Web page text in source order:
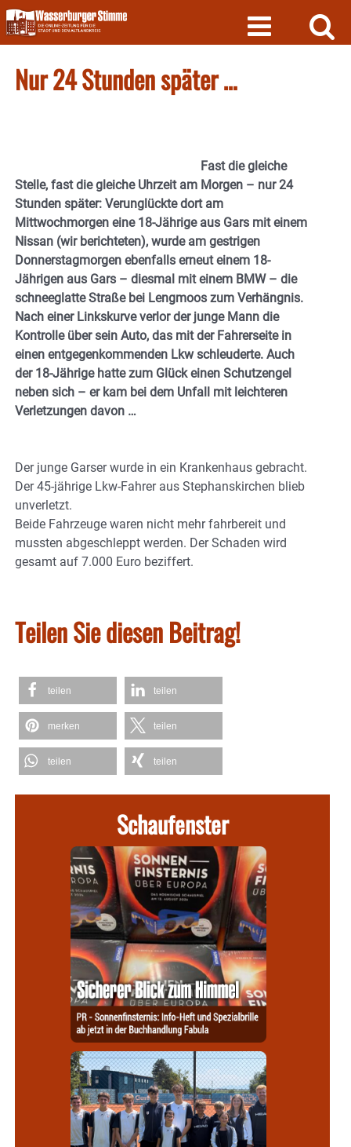
Skip
to
content
Nur 24 Stunden später …
Fast die gleiche
Stelle, fast die gleiche Uhrzeit am Morgen – nur 24
Stunden später: Verunglückte dort am
Mittwochmorgen eine 18-Jährige aus Gars mit einem
Nissan (wir berichteten), wurde am gestrigen
Donnerstagmorgen ebenfalls erneut einem 18-
Jährigen aus Gars – diesmal mit einem BMW – die
schneeglatte Straße bei Lengmoos zum Verhängnis.
Nach einer Linkskurve verlor der junge Mann die
Kontrolle über sein Auto, das mit der Fahrerseite in
einen entgegenkommenden Lkw schleuderte. Auch
der 18-Jährige hatte zum Glück einen Schutzengel
neben sich – er kam bei dem Unfall mit leichteren
Verletzungen davon …
Der junge Garser wurde in ein Krankenhaus gebracht.
Der 45-jährige Lkw-Fahrer aus Stephanskirchen blieb
unverletzt.
Beide Fahrzeuge waren nicht mehr fahrbereit und
mussten abgeschleppt werden. Der Schaden wird
gesamt auf 7.000 Euro beziffert.
Teilen Sie diesen Beitrag!
teilen teilen
merken teilen
teilen teilen
Schaufenster